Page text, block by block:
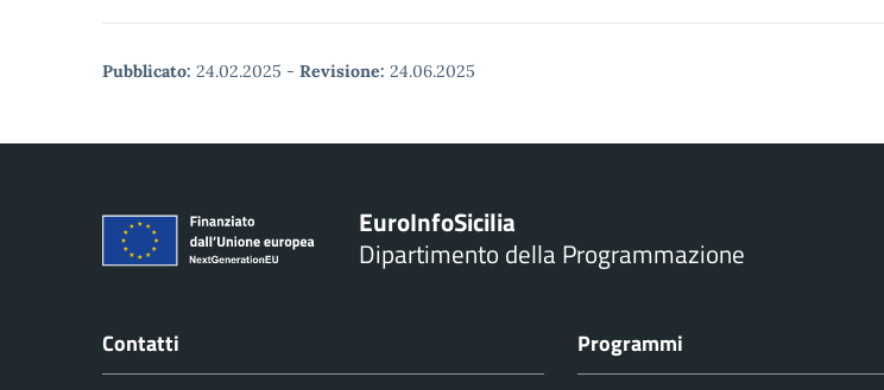
Pubblicato: 24.02.2025 - Revisione: 24.06.2025
EuroInfoSicilia
Dipartimento della Programmazione
Contatti Programmi